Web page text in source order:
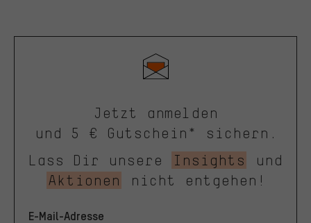
Jetzt anmelden
und 5 € Gutschein* sichern.
Lass Dir unsere
Insights
und
Aktionen
nicht entgehen!
E-Mail-Adresse